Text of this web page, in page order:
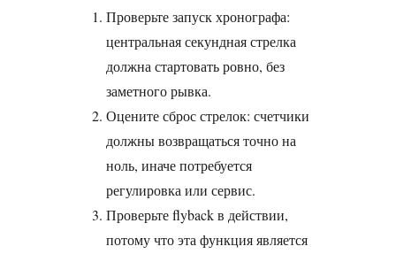
Проверьте запуск хронографа:
центральная секундная стрелка
должна стартовать ровно, без
заметного рывка.
Оцените сброс стрелок: счетчики
должны возвращаться точно на
ноль, иначе потребуется
регулировка или сервис.
Проверьте flyback в действии,
потому что эта функция является